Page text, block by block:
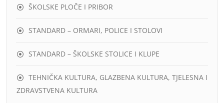
ŠKOLSKE PLOČE I PRIBOR
STANDARD – ORMARI, POLICE I STOLOVI
STANDARD – ŠKOLSKE STOLICE I KLUPE
TEHNIČKA KULTURA, GLAZBENA KULTURA, TJELESNA I
ZDRAVSTVENA KULTURA